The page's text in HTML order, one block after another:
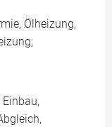
Ölheizung,